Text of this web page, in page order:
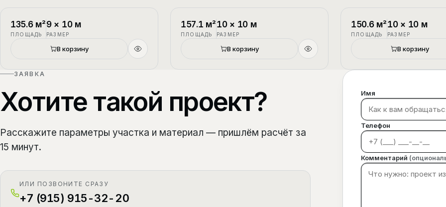
П-1
Новый
135.6м²
ПЛОЩАДЬ
9× 10м
РАЗМЕР
В корзину
П-2
157.1 м²
ПЛОЩАДЬ
10× 10 м
РАЗМЕР
В корзину
П-3
150.6м²
ПЛОЩАДЬ
10× 10 м
РАЗМЕР
В корзину
ЗАЯВКА
Хотите такой проект?
Расскажите параметры участка и материал — пришлём расчёт за
15 минут.
ИЛИ ПОЗВОНИТЕ СРАЗУ
+7 (915) 915-32-20
Имя
Телефон
Комментарий